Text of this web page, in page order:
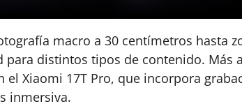
macro a 30 centímetros hasta
distintos tipos de contenido.
Xiaomi 17T Pro, que incorpora
inmersiva.